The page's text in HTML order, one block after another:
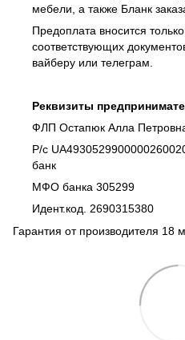
мебели, а также Бланк
Предоплата вносится
соответствующих
вайберу или телеграм.
Реквизиты
ФЛП Остапюк Алла
Р/с
банк
МФО банка 305299
Идент.код. 2690315380
Гарантия от производителя 18